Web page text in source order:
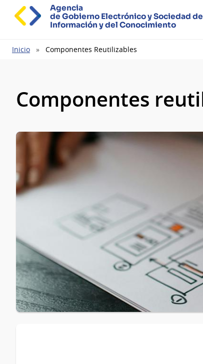
Agencia
de Gobierno Electrónico y Sociedad
Información y del Conocimiento
Ruta
Inicio Componentes Reutilizables
Componentes